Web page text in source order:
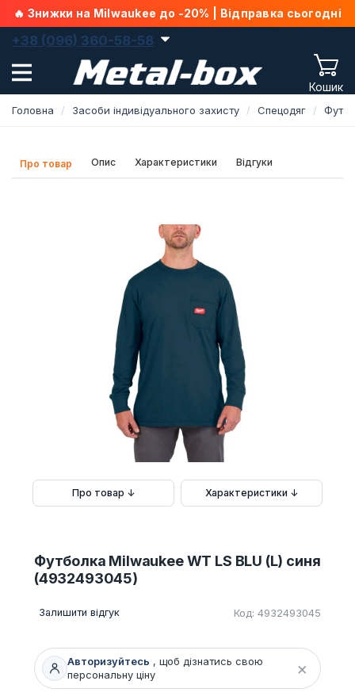
🔥 Знижки на Milwaukee до -20% | Відправка сьогодні
+38 (096) 360-58-58
Кошик
Головна Засоби індивідуального захисту Спецодяг
Про товар Опис Характеристики Відгуки
Про товар ↓ Характеристики ↓
Футболка Milwaukee WT LS BLU (L) синя
(4932493045)
Залишити відгук Код: 4932493045
Авторизуйтесь , щоб дізнатись свою
персональну ціну
×